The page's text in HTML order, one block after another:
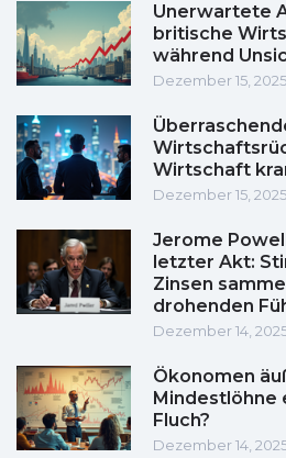
Unerwartete
britische
während
Dezember 15, 2025
Wirtschaft
Dezember 15, 2025
Jerome
letzter Akt:
Zinsen
drohenden
Dezember 14,
Ökonomen
Mindestlöhne
Fluch?
Dezember 14,